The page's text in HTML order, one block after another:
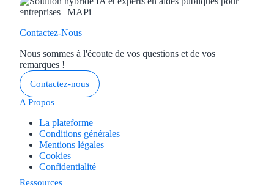
Contactez-Nous
Nous sommes à l'écoute de vos questions et de vos
remarques !
Contactez-nous
A Propos
La plateforme
Conditions générales
Mentions légales
Cookies
Confidentialité
Ressources